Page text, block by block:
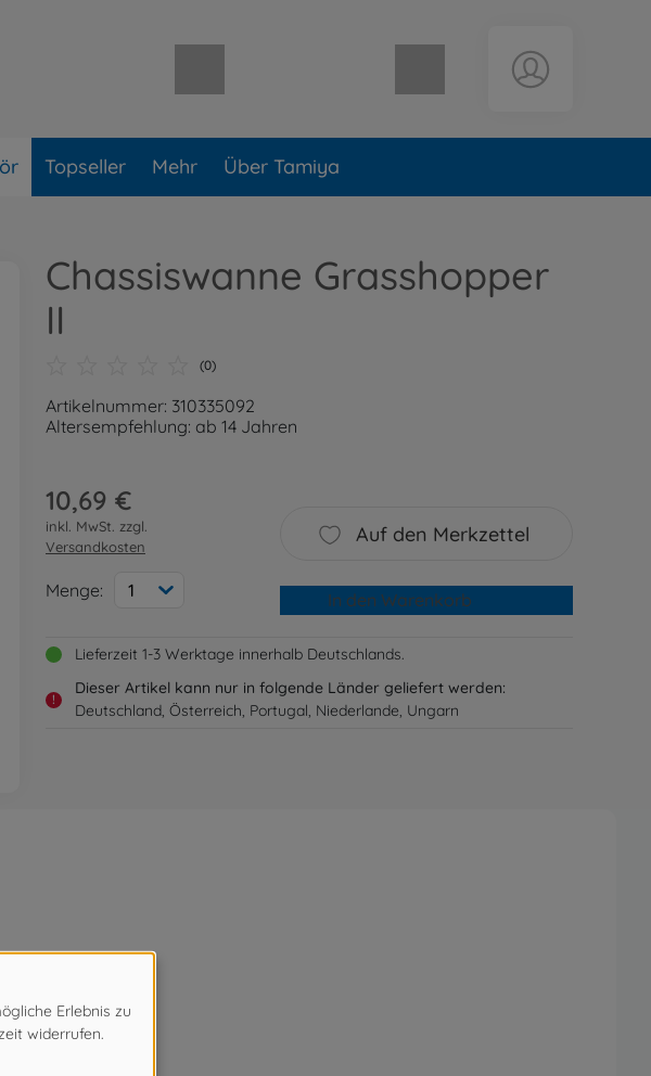
Warenkorb leer
Topseller Mehr Über Tamiya
Chassiswanne Grasshopper
II
(0)
Artikelnummer: 310335092
Altersempfehlung: ab 14 Jahren
10,69 €
inkl. MwSt. zzgl.
Versandkosten
Menge: 1
Auf den Merkzettel
In den Warenkorb
Lieferzeit 1-3 Werktage innerhalb Deutschlands.
!
Dieser Artikel kann nur in folgende Länder geliefert werden:
Deutschland, Österreich, Portugal, Niederlande, Ungarn
Kleinteile.